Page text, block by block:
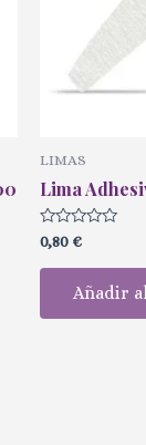
LIMAS
Lima
Valorado
con
0
0,80 €
Añadir